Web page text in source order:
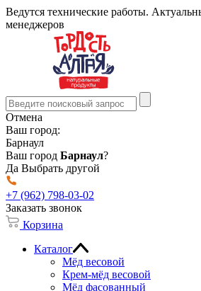
Ведутся технические работы.
менеджеров
Отмена
Ваш город:
Барнаул
Ваш город Барнаул?
Да Выбрать другой
+7 (962) 798-03-02
Заказать звонок
Корзина
Каталог
Мёд весовой
Крем-мёд весовой
Мёд фасованный